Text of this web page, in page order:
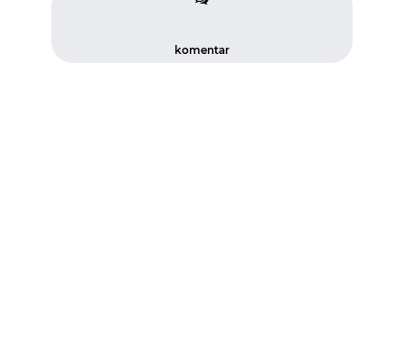
komentar